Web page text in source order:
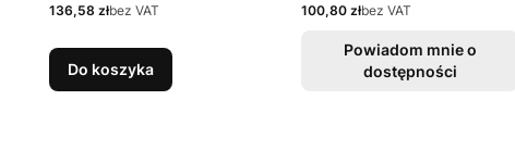
Cena
136,58 złbez VAT
Do koszyka
Cena
100,80 złbez VAT
Powiadom mnie o
dostępności